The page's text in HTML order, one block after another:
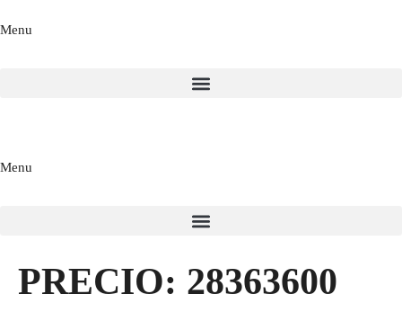
Menu
Menu
PRECIO: 28363600